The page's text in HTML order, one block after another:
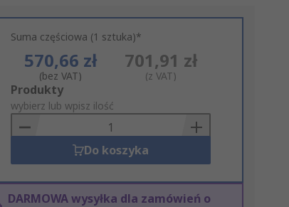
Suma częściowa (1 sztuka)*
570,66 zł
(bez VAT)
701,91 zł
(z VAT)
Add
to
Basket
Produkty
wybierz lub wpisz ilość
Do koszyka
DARMOWA wysyłka dla zamówień o